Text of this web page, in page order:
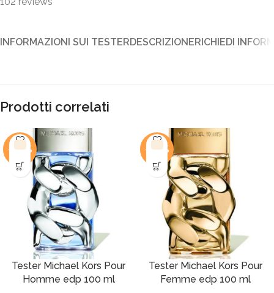
INFORMAZIONI SUI TESTERDESCRIZIONERICHIEDI
Prodotti correlati
-48%
Tester Michael Kors Pour
Homme edp 100 ml
-46%
Tester Michael Kors Pour
Femme edp 100 ml